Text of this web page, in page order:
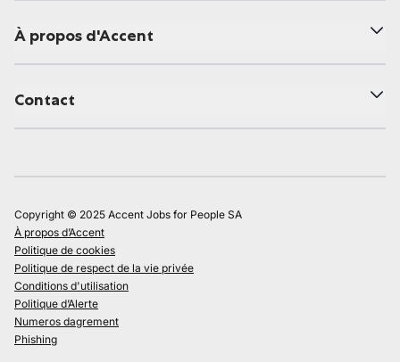
À propos d'Accent
Contact
Copyright © 2025 Accent Jobs for People SA
À propos d’Accent
Politique de cookies
Politique de respect de la vie privée
Conditions d'utilisation
Politique d’Alerte
Numeros dagrement
Phishing